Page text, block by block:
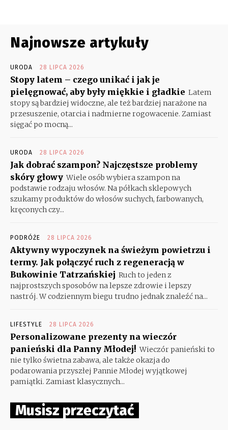
Najnowsze artykuły
URODA 28 LIPCA 2026
Stopy latem – czego unikać i jak je
pielęgnować, aby były miękkie i gładkie Latem
stopy są bardziej widoczne, ale też bardziej narażone na
przesuszenie, otarcia i nadmierne rogowacenie. Zamiast
sięgać po mocną...
URODA 28 LIPCA 2026
Jak dobrać szampon? Najczęstsze problemy
skóry głowy Wiele osób wybiera szampon na
podstawie rodzaju włosów. Na półkach sklepowych
szukamy produktów do włosów suchych, farbowanych,
kręconych czy...
PODRÓŻE 28 LIPCA 2026
Aktywny wypoczynek na świeżym powietrzu i
termy. Jak połączyć ruch z regeneracją w
Bukowinie Tatrzańskiej Ruch to jeden z
najprostszych sposobów na lepsze zdrowie i lepszy
nastrój. W codziennym biegu trudno jednak znaleźć na...
LIFESTYLE 28 LIPCA 2026
Personalizowane prezenty na wieczór
panieński dla Panny Młodej! Wieczór panieński to
nie tylko świetna zabawa, ale także okazja do
podarowania przyszłej Pannie Młodej wyjątkowej
pamiątki. Zamiast klasycznych...
Musisz przeczytać